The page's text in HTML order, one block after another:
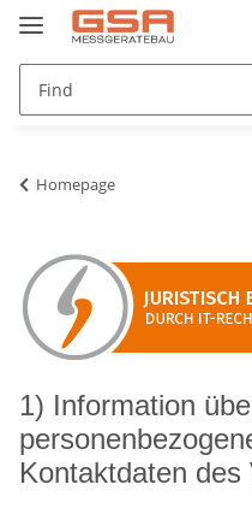
Homepage
1) Information
Kontaktdaten des